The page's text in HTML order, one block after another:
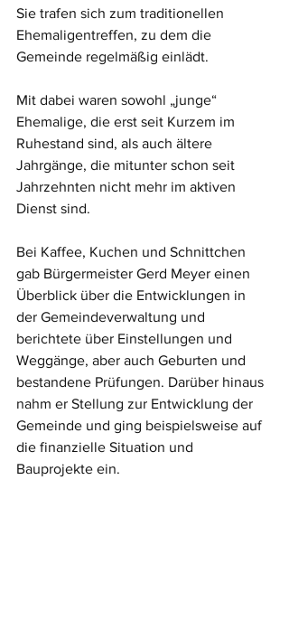
Sie trafen sich zum traditionellen
Ehemaligentreffen, zu dem die
Gemeinde regelmäßig einlädt.
Mit dabei waren sowohl „junge“
Ehemalige, die erst seit Kurzem im
Ruhestand sind, als auch ältere
Jahrgänge, die mitunter schon seit
Jahrzehnten nicht mehr im aktiven
Dienst sind.
Bei Kaffee, Kuchen und Schnittchen
gab Bürgermeister Gerd Meyer einen
Überblick über die Entwicklungen in
der Gemeindeverwaltung und
berichtete über Einstellungen und
Weggänge, aber auch Geburten und
bestandene Prüfungen. Darüber hinaus
nahm er Stellung zur Entwicklung der
Gemeinde und ging beispielsweise auf
die finanzielle Situation und
Bauprojekte ein.